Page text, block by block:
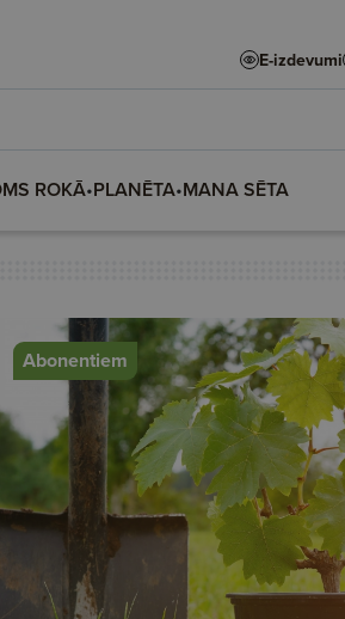
E-izdevumi
ROKĀ•PLANĒTA•MANA SĒTA
Abonentiem